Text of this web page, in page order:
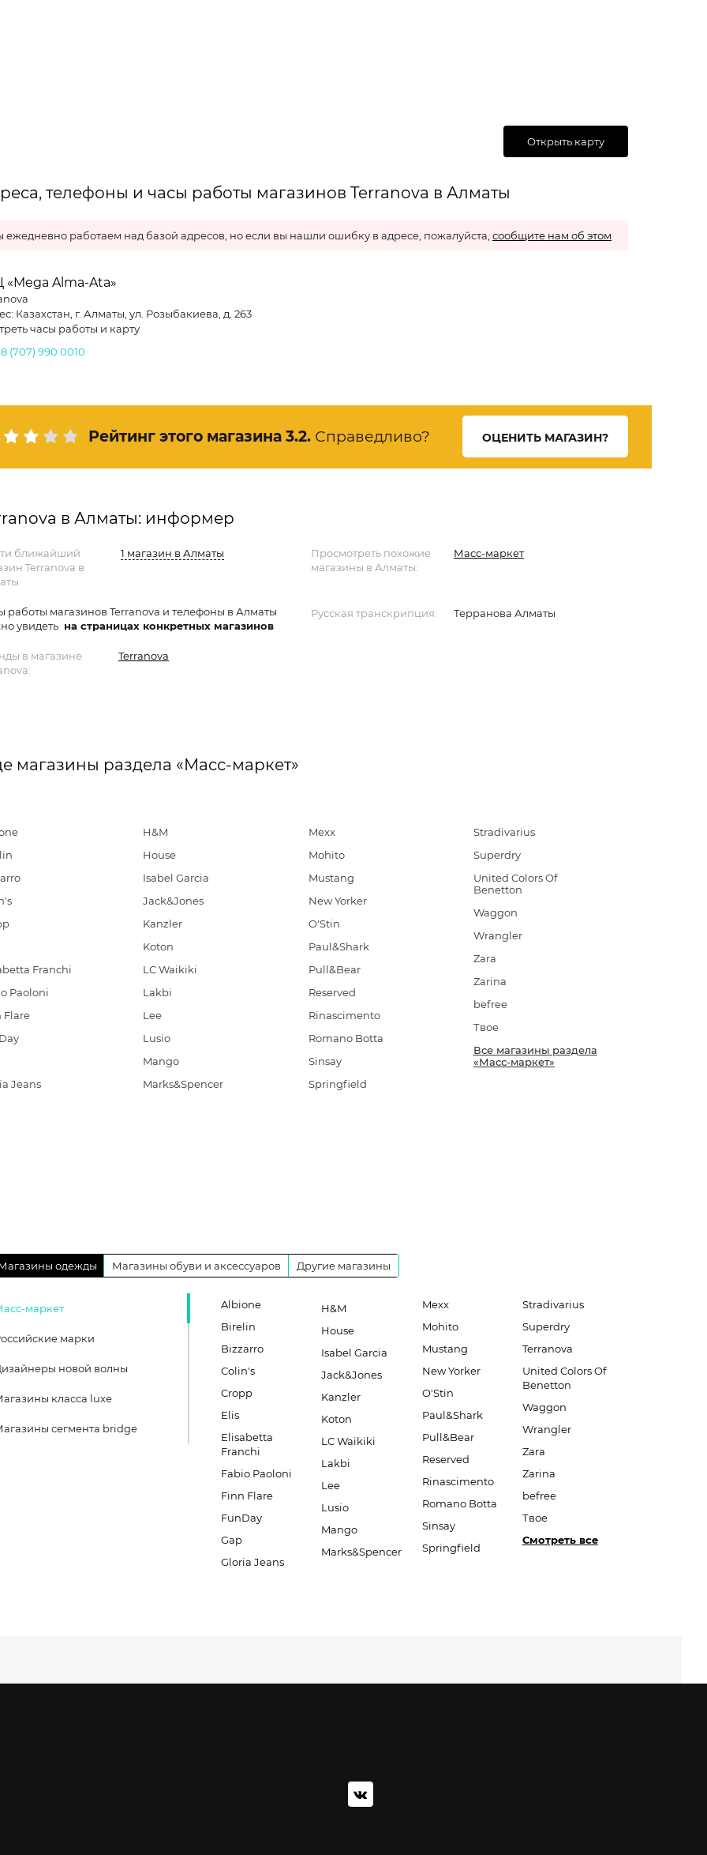
Открыть карту
телефоны и часы работы магазинов Terranova в Алматы
ежедневно работаем над базой адресов, но если вы нашли ошибку в адресе, пожалуйста, сообщите нам об этом
«Mega Alma-Ata»
Казахстан, г. Алматы, ул. Розыбакиева, д. 263
часы работы и карту
8 (707) 990 0010
Рейтинг этого магазина 3.2. Справедливо? ОЦЕНИТЬ МАГАЗИН?
в Алматы: информер
ближайший
Terranova в
1 магазин в Алматы
работы магазинов Terranova и телефоны в Алматы
увидеть на страницах конкретных магазинов
Просмотреть похожие
магазины в Алматы:
Масс-маркет
Русская транскрипция: Терранова Алматы
в магазине
Terranova
магазины раздела «Масс-маркет»
Franchi
Paoloni
Flare
Jeans
H&M
House
Isabel Garcia
Jack&Jones
Kanzler
Koton
LC Waikiki
Lakbi
Lee
Lusio
Mango
Marks&Spencer
Mexx
Mohito
Mustang
New Yorker
O'Stin
Paul&Shark
Pull&Bear
Reserved
Rinascimento
Romano Botta
Sinsay
Springfield
Stradivarius
Superdry
United Colors Of
Benetton
Waggon
Wrangler
Zara
Zarina
befree
Твое
Все магазины раздела
«Масс-маркет»
одежды Магазины обуви и аксессуаров Другие магазины
маркет
марки
новой волны
класса luxe
сегмента bridge
Albione
Birelin
Bizzarro
Colin's
Cropp
Elis
Elisabetta
Franchi
Fabio Paoloni
Finn Flare
FunDay
Gap
Gloria Jeans
H&M
House
Isabel Garcia
Jack&Jones
Kanzler
Koton
LC Waikiki
Lakbi
Lee
Lusio
Mango
Marks&Spencer
Mexx
Mohito
Mustang
New Yorker
O'Stin
Paul&Shark
Pull&Bear
Reserved
Rinascimento
Romano Botta
Sinsay
Springfield
Stradivarius
Superdry
Terranova
United Colors Of
Benetton
Waggon
Wrangler
Zara
Zarina
befree
Твое
Смотреть все